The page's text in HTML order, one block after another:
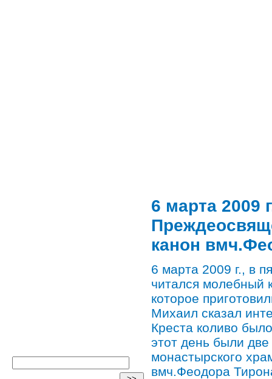
6 марта 2009
канон
6 марта 2009 г., в
читался молебный
которое
Михаил сказал
Креста коливо
этот день были
монастырского
вмч.Феодора